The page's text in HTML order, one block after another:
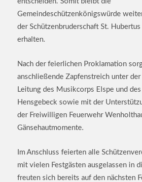
Gemeindeschützenkönigswürde
der Schützenbruderschaft St. Hubertus
erhalten.
Nach der feierlichen Proklamation
anschließende Zapfenstreich unter
Leitung des Musikcorps Elspe und
Hensgebeck sowie mit der
der Freiwilligen Feuerwehr
Gänsehautmomente.
Im Anschluss feierten alle
mit vielen Festgästen ausgelassen in
freuten sich bereits auf den nächsten